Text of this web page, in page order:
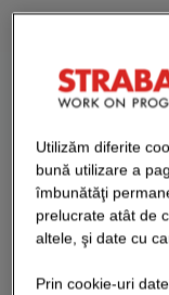
Utilizăm diferite
bună utilizare a
îmbunătăţi
prelucrate atât de
altele, şi date cu
Prin cookie-uri